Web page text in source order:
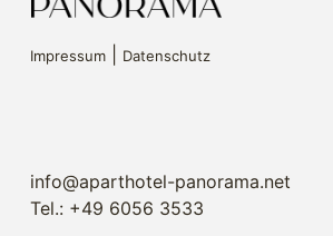
Impressum Datenschutz
info@aparthotel-panorama.net
Tel.: +49 6056 3533